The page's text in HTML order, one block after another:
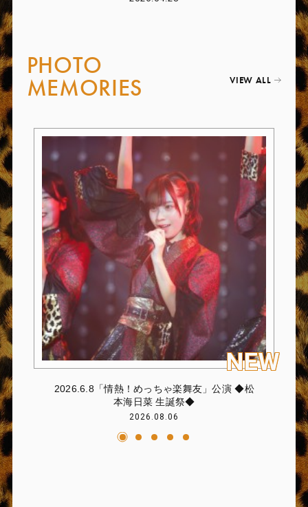
PHOTO
MEMORIES VIEW ALL
2026.6.8「情熱！めっちゃ楽舞友」公演 ◆松
本海日菜 生誕祭◆
2026.08.06